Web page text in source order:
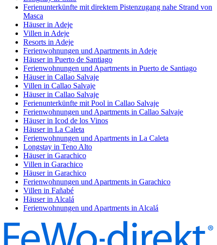
Ferienunterkünfte mit direktem Pistenzugang nahe Strand von
Masca
Häuser in Adeje
Villen in Adeje
Resorts in Adeje
Ferienwohnungen und Apartments in Adeje
Häuser in Puerto de Santiago
Ferienwohnungen und Apartments in Puerto de Santiago
Häuser in Callao Salvaje
Villen in Callao Salvaje
Häuser in Callao Salvaje
Ferienunterkünfte mit Pool in Callao Salvaje
Ferienwohnungen und Apartments in Callao Salvaje
Häuser in Icod de los Vinos
Häuser in La Caleta
Ferienwohnungen und Apartments in La Caleta
Longstay in Teno Alto
Häuser in Garachico
Villen in Garachico
Häuser in Garachico
Ferienwohnungen und Apartments in Garachico
Villen in Fañabé
Häuser in Alcalá
Ferienwohnungen und Apartments in Alcalá